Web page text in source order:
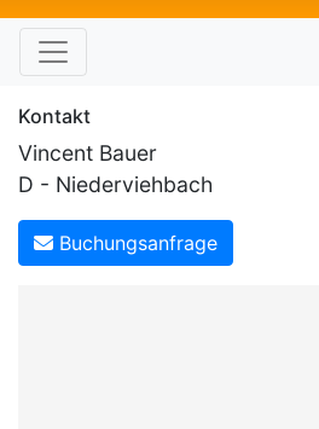
Kontakt
Vincent Bauer
D - Niederviehbach
Buchungsanfrage